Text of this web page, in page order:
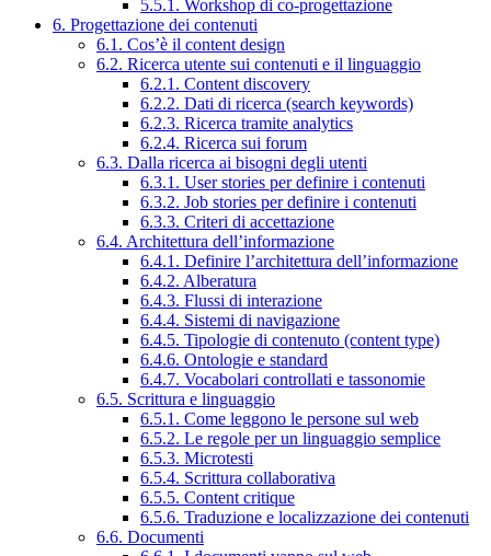
5.5.1. Workshop di co-progettazione
6. Progettazione dei contenuti
6.1. Cos’è il content design
6.2. Ricerca utente sui contenuti e il linguaggio
6.2.1. Content discovery
6.2.2. Dati di ricerca (search keywords)
6.2.3. Ricerca tramite analytics
6.2.4. Ricerca sui forum
6.3. Dalla ricerca ai bisogni degli utenti
6.3.1. User stories per definire i contenuti
6.3.2. Job stories per definire i contenuti
6.3.3. Criteri di accettazione
6.4. Architettura dell’informazione
6.4.1. Definire l’architettura dell’informazione
6.4.2. Alberatura
6.4.3. Flussi di interazione
6.4.4. Sistemi di navigazione
6.4.5. Tipologie di contenuto (content type)
6.4.6. Ontologie e standard
6.4.7. Vocabolari controllati e tassonomie
6.5. Scrittura e linguaggio
6.5.1. Come leggono le persone sul web
6.5.2. Le regole per un linguaggio semplice
6.5.3. Microtesti
6.5.4. Scrittura collaborativa
6.5.5. Content critique
6.5.6. Traduzione e localizzazione dei contenuti
6.6. Documenti